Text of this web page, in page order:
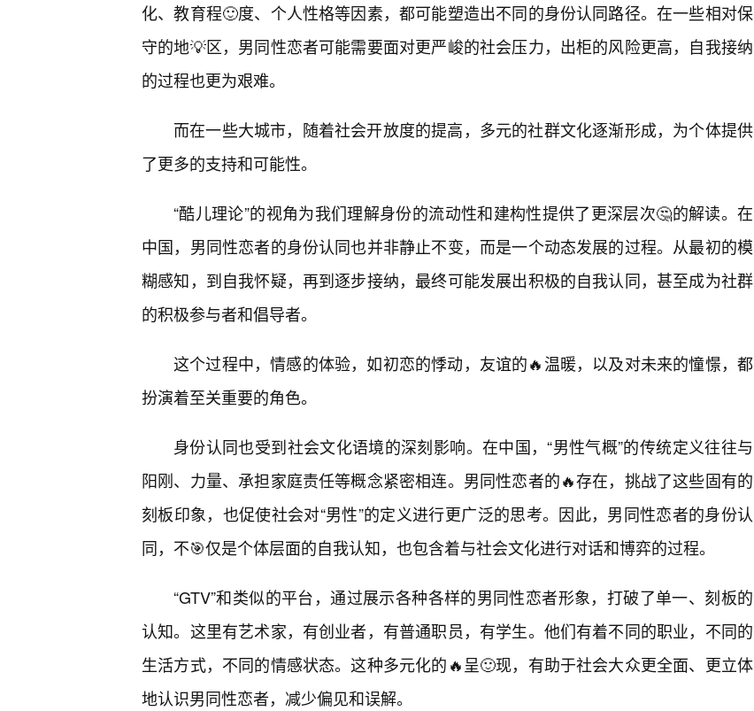
化、教育程🙂度、个人性格等因素，都可能塑造出不同的身份认同路径。在一些相对保
守的地💡区，男同性恋者可能需要面对更严峻的社会压力，出柜的风险更高，自我接纳
的过程也更为艰难。
而在一些大城市，随着社会开放度的提高，多元的社群文化逐渐形成，为个体提供
了更多的支持和可能性。
“酷儿理论”的视角为我们理解身份的流动性和建构性提供了更深层次🤔的解读。在
中国，男同性恋者的身份认同也并非静止不变，而是一个动态发展的过程。从最初的模
糊感知，到自我怀疑，再到逐步接纳，最终可能发展出积极的自我认同，甚至成为社群
的积极参与者和倡导者。
这个过程中，情感的体验，如初恋的悸动，友谊的🔥温暖，以及对未来的憧憬，都
扮演着至关重要的角色。
身份认同也受到社会文化语境的深刻影响。在中国，“男性气概”的传统定义往往与
阳刚、力量、承担家庭责任等概念紧密相连。男同性恋者的🔥存在，挑战了这些固有的
刻板印象，也促使社会对“男性”的定义进行更广泛的思考。因此，男同性恋者的身份认
同，不🎯仅是个体层面的自我认知，也包含着与社会文化进行对话和博弈的过程。
“GTV”和类似的平台，通过展示各种各样的男同性恋者形象，打破了单一、刻板的
认知。这里有艺术家，有创业者，有普通职员，有学生。他们有着不同的职业，不同的
生活方式，不同的情感状态。这种多元化的🔥呈🙂现，有助于社会大众更全面、更立体
地认识男同性恋者，减少偏见和误解。